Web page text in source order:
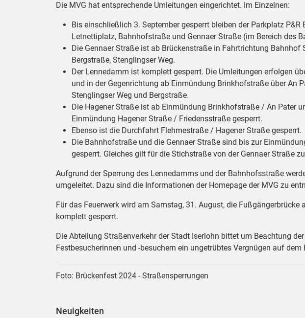
Die MVG hat entsprechende Umleitungen eingerichtet. Im Einzelnen:
Bis einschließlich 3. September gesperrt bleiben der Parkplatz
Letnettiplatz, Bahnhofstraße und Gennaer Straße (im Bereich des
Die Gennaer Straße ist ab Brückenstraße in Fahrtrichtung
Bergstraße, Stenglingser Weg.
Der Lennedamm ist komplett gesperrt. Die Umleitungen erfolgen
und in der Gegenrichtung ab Einmündung Brinkhofstraße über An
Stenglingser Weg und Bergstraße.
Die Hagener Straße ist ab Einmündung Brinkhofstraße / An Pater
Einmündung Hagener Straße / Friedensstraße gesperrt.
Ebenso ist die Durchfahrt Flehmestraße / Hagener Straße gesperrt.
Die Bahnhofstraße und die Gennaer Straße sind bis zur
gesperrt. Gleiches gilt für die Stichstraße von der Gennaer Straße
Aufgrund der Sperrung des Lennedamms und der Bahnhofsstraße
umgeleitet. Dazu sind die Informationen der Homepage der MVG zu
Für das Feuerwerk wird am Samstag, 31. August, die Fußgängerbrücke
komplett gesperrt.
Die Abteilung Straßenverkehr der Stadt Iserlohn bittet um Beachtung
Festbesucherinnen und -besuchern ein ungetrübtes Vergnügen auf dem
Foto: Brückenfest 2024 - Straßensperrungen
Neuigkeiten